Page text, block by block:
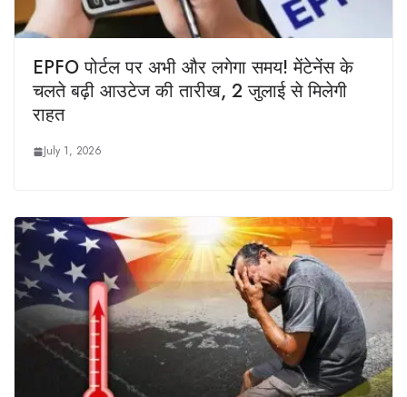
EPFO पोर्टल पर अभी और लगेगा समय! मेंटेनेंस के
चलते बढ़ी आउटेज की तारीख, 2 जुलाई से मिलेगी
राहत
July 1, 2026